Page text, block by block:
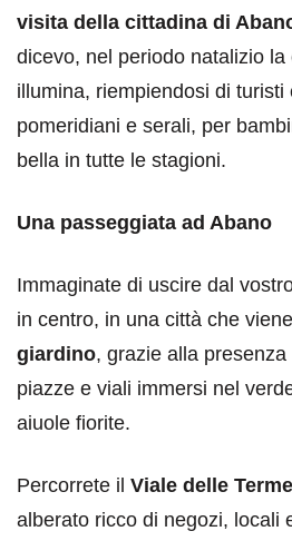
visita della cittadina di
dicevo, nel periodo natalizio la
illumina, riempiendosi di turisti
pomeridiani e serali, per
bella in tutte le stagioni.
Una passeggiata ad Abano
Immaginate di uscire dal
in centro, in una città che
giardino, grazie alla
piazze e viali immersi nel
aiuole fiorite.
Percorrete il Viale delle Terme
alberato ricco di negozi, locali